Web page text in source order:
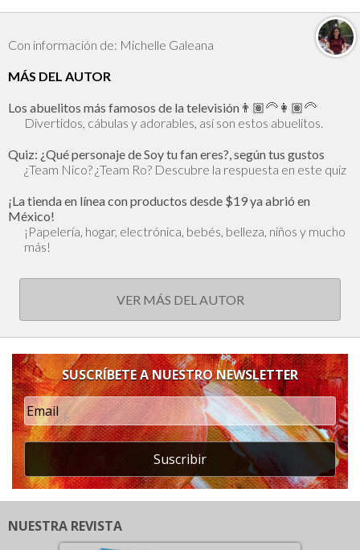
Con información de: Michelle Galeana
MÁS DEL AUTOR
Los abuelitos más famosos de la televisión👨🏽‍🦳👩🏽‍🦳
Divertidos, cábulas y adorables, así son estos abuelitos.
Quiz: ¿Qué personaje de Soy tu fan eres?, según tus gustos
¿Team Nico? ¿Team Ro? Descubre la respuesta en este quiz
¡La tienda en línea con productos desde $19 ya abrió en
México!
¡Papelería, hogar, electrónica, bebés, belleza, niños y mucho
más!
VER MÁS DEL AUTOR
SUSCRÍBETE A NUESTRO NEWSLETTER
Suscribir
NUESTRA REVISTA